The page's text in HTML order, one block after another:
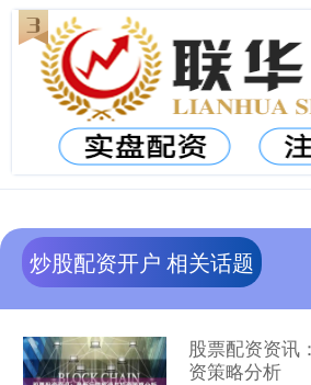
炒股配资开户 相关话题
股票配资资讯
资策略分析